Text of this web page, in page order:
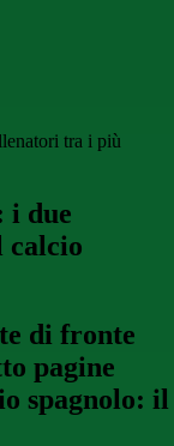
tra i più
i due
calcio
di fronte
pagine
spagnolo: il